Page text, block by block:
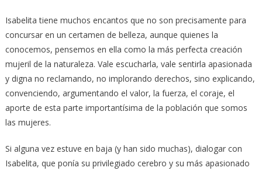
Isabelita tiene muchos encantos que no son precisamente para
concursar en un certamen de belleza, aunque quienes la
conocemos, pensemos en ella como la más perfecta creación
mujeril de la naturaleza. Vale escucharla, vale sentirla apasionada
y digna no reclamando, no implorando derechos, sino explicando,
convenciendo, argumentando el valor, la fuerza, el coraje, el
aporte de esta parte importantísima de la población que somos
las mujeres.
Si alguna vez estuve en baja (y han sido muchas), dialogar con
Isabelita, que ponía su privilegiado cerebro y su más apasionado